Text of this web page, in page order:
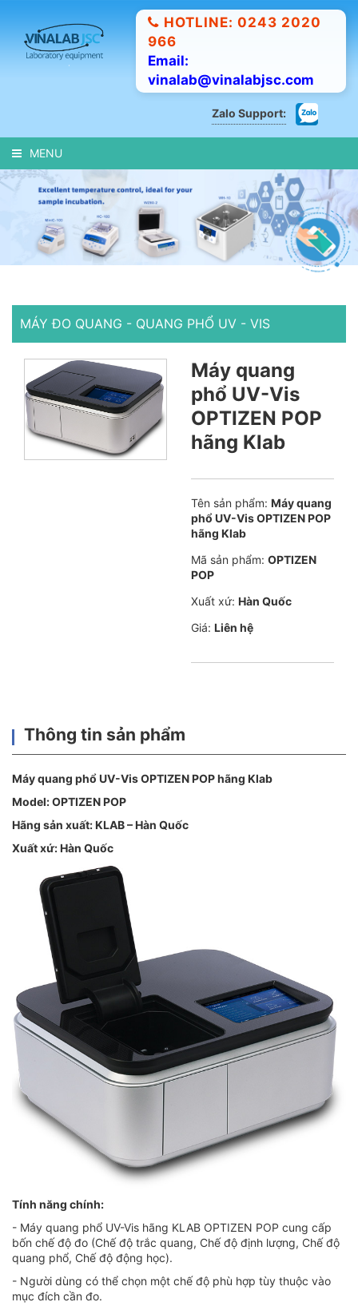
HOTLINE: 0243 2020
966
Email:
vinalab@vinalabjsc.com
Zalo Support:
MENU
MÁY ĐO QUANG - QUANG PHỔ UV - VIS
Máy quang
phổ UV-Vis
OPTIZEN POP
hãng Klab
Tên sản phẩm: Máy quang
phổ UV-Vis OPTIZEN POP
hãng Klab
Mã sản phẩm: OPTIZEN
POP
Xuất xứ: Hàn Quốc
Giá: Liên hệ
Thông tin sản phẩm
Máy quang phổ UV-Vis OPTIZEN POP hãng Klab
Model: OPTIZEN POP
Hãng sản xuất: KLAB – Hàn Quốc
Xuất xứ: Hàn Quốc
Tính năng chính:
- Máy quang phổ UV-Vis hãng KLAB OPTIZEN POP cung cấp
bốn chế độ đo (Chế độ trắc quang, Chế độ định lượng, Chế độ
quang phổ, Chế độ động học).
- Người dùng có thể chọn một chế độ phù hợp tùy thuộc vào
mục đích cần đo.